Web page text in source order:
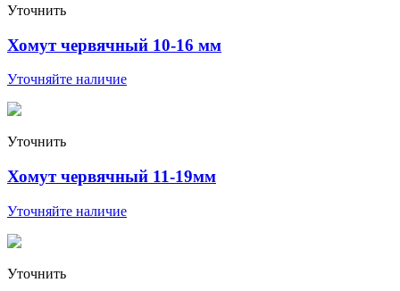
Уточнить
Хомут червячный 10-16 мм
Уточняйте наличие
Уточнить
Хомут червячный 11-19мм
Уточняйте наличие
Уточнить